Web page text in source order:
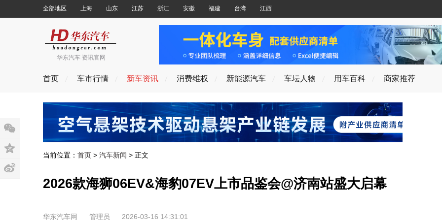
全部地区 上海 山东 江苏 浙江 安徽 福建 台湾 江西
华东汽车 资讯官网
首页 车市行情 新车资讯 消费维权 新能源汽车 车坛人物 用车百科 商家推荐
当前位置： 首页 > 汽车新闻 > 正文
2026款海狮06EV&海豹07EV上市品鉴会@济南站盛大启幕
华东汽车网 管理员 2026-03-16 14:31:01